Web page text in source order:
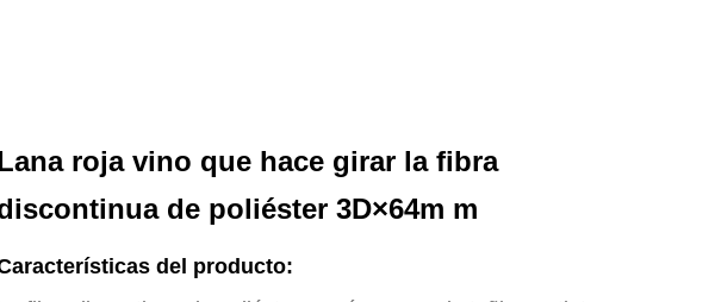
roja vino que hace girar la fibra
de poliéster 3D×64m m
del producto: